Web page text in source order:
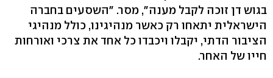
בגוש דן זוכה לקבל מענה", מסר. "השסעים בחברה
הישראלית יתאחו רק כאשר מנהיגינו, כולל מנהיגי
הציבור הדתי, יקבלו ויכבדו כל אחד את צרכי ואורחות
חייו של האחר.